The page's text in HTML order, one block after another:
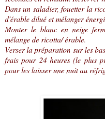
Dans un saladier, fouetter la
d'érable dilué et mélanger
Monter le blanc en neige
mélange de ricotta/ érable.
Verser la préparation sur les
frais pour 24 heures (le plus
pour les laisser une nuit au